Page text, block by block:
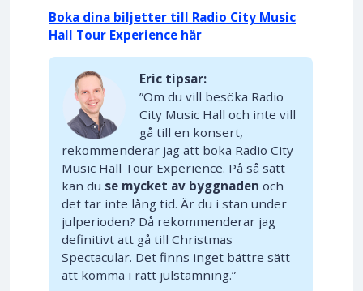
Boka dina biljetter till Radio City Music
Hall Tour Experience här
Eric tipsar:
”Om du vill besöka Radio
City Music Hall och inte vill
gå till en konsert,
rekommenderar jag att boka Radio City
Music Hall Tour Experience. På så sätt
kan du se mycket av byggnaden och
det tar inte lång tid. Är du i stan under
julperioden? Då rekommenderar jag
definitivt att gå till Christmas
Spectacular. Det finns inget bättre sätt
att komma i rätt julstämning.”